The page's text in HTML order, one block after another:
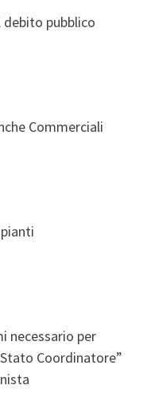
pubblico
Commerciali
necessario per
Coordinatore”